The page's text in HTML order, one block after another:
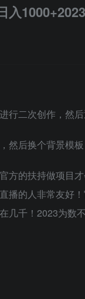
入
二次创作，然
后换个背景模
方的扶持做项目
的人非常友好
千！2023为数